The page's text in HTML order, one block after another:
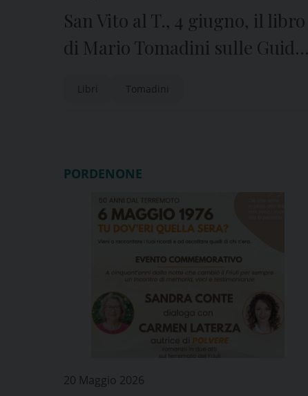
San Vito al T., 4 giugno, il libro
di Mario Tomadini sulle Guide
Libri Tomadini
PORDENONE
20 Maggio 2026